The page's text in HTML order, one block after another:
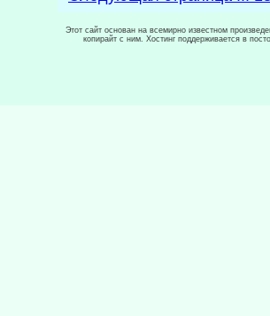
Этот сайт основан на всемирно известном
копирайт с ним. Хостинг поддерживается в